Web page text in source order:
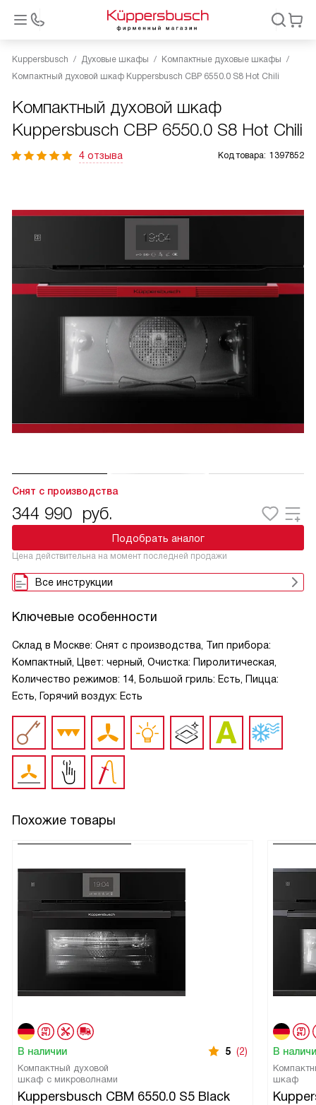
Kuppersbusch Духовые шкафы
Компактные духовые шкафы
Компактный духовой шкаф Kuppersbusch CBP 6550.0 S8 Hot Chili
Компактный духовой шкаф
Kuppersbusch CBP 6550.0 S8 Hot Chili
4 отзыва Код товара: 1397852
Снят с производства
344 990 руб.
Подобрать аналог
Цена действительна на момент последней продажи
Все инструкции
Ключевые особенности
Склад в Москве: Снят с производства, Тип прибора:
Компактный, Цвет: черный, Очистка: Пиролитическая,
Количество режимов: 14, Большой гриль: Есть, Пицца:
Есть, Горячий воздух: Есть
Похожие товары
В наличии 5 (2)
Компактный духовой
шкаф с микроволнами
Kuppersbusch CBM 6550.0 S5 Black
В
шкаф